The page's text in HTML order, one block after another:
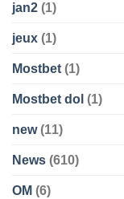
jan2 (1)
jeux (1)
Mostbet (1)
Mostbet dol (1)
new(11)
News (610)
OM (6)